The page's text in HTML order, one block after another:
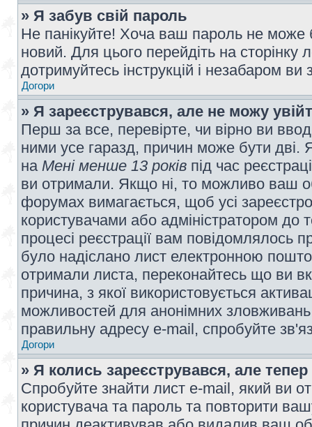
» Я забув свій пароль
Не панікуйте! Хоча ваш пароль не може
новий. Для цього перейдіть на сторінку
дотримуйтесь інструкцій і незабаром
Догори
» Я зареєструвався, але не можу
Перш за все, перевірте, чи вірно ви
ними усе гаразд, причин може бути дві.
на Мені менше 13 років під час
ви отримали. Якщо ні, то можливо ваш
форумах вимагається, щоб усі
користувачами або адміністратором до
процесі реєстрації вам повідомлялось
було надіслано лист електронною
отримали листа, переконайтесь що ви
причина, з якої використовується
можливостей для анонімних
правильну адресу e-mail, спробуйте
Догори
» Я колись зареєструвався, але
Спробуйте знайти лист e-mail, який ви
користувача та пароль та повторити